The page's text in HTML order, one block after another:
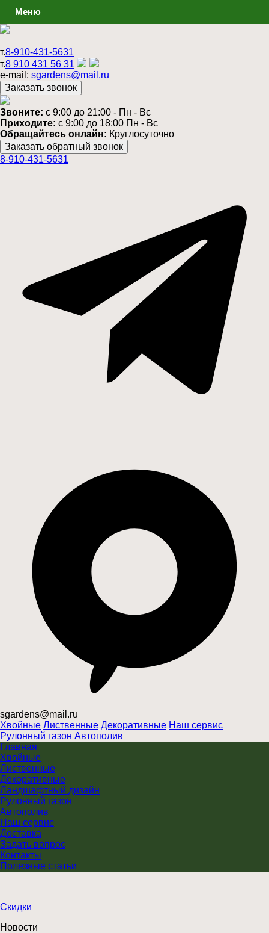
Меню
т.8-910-431-5631
т.8 910 431 56 31
e-mail: sgardens@mail.ru
Звоните: c 9:00 до 21:00 - Пн - Вс
Приходите: c 9:00 до 18:00 Пн - Вс
Обращайтесь онлайн: Круглосуточно
8-910-431-5631
sgardens@mail.ru
Хвойные Лиственные Декоративные Наш сервис
Рулонный газон Автополив
Главная
Хвойные
Лиственные
Декоративные
Ландшафтный дизайн
Рулонный газон
Автополив
Наш сервис
Доставка
Задать вопрос
Контакты
Полезные статьи
Скидки
Новости